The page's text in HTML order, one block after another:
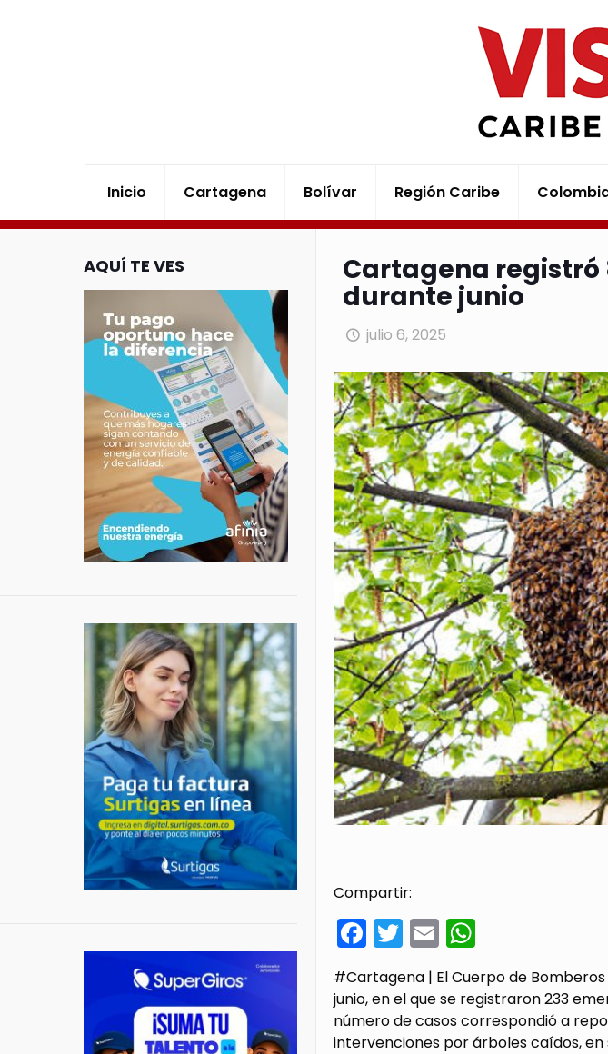
Inicio Cartagena Bolívar Región Caribe
Cartagena
durante junio
julio 6, 2025
Compartir:
Facebook
Twitter
Email
#Cartagena | El Cuerpo de
junio, en el que se registraron 233
número de casos correspondió a
intervenciones por árboles caídos, en
AQUÍ TE VES